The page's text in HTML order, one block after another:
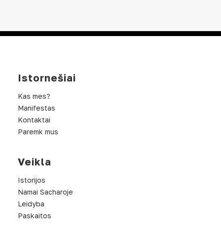
Istornešiai
Kas mes?
Manifestas
Kontaktai
Paremk mus
Veikla
Istorijos
Namai Sacharoje
Leidyba
Paskaitos